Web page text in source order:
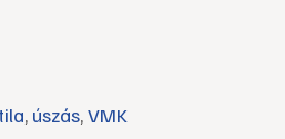
, úszás,VMK